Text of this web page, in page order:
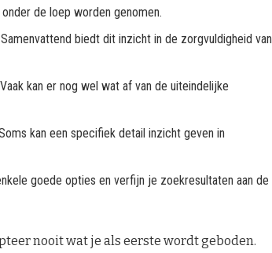
de loep worden genomen.
biedt dit inzicht in de zorgvuldigheid van
kan er nog wel wat af van de uiteindelijke
kan een specifiek detail inzicht geven in
goede opties en verfijn je zoekresultaten aan de
nooit wat je als eerste wordt geboden.